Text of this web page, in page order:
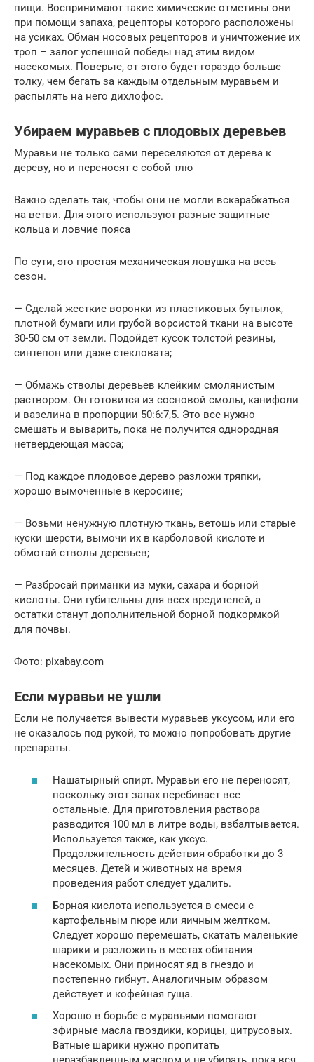
пищи. Воспринимают такие химические отметины они
при помощи запаха, рецепторы которого расположены
на усиках. Обман носовых рецепторов и уничтожение их
троп – залог успешной победы над этим видом
насекомых. Поверьте, от этого будет гораздо больше
толку, чем бегать за каждым отдельным муравьем и
распылять на него дихлофос.
Убираем муравьев с плодовых деревьев
Муравьи не только сами переселяются от дерева к
дереву, но и переносят с собой тлю
Важно сделать так, чтобы они не могли вскарабкаться
на ветви. Для этого используют разные защитные
кольца и ловчие пояса
По сути, это простая механическая ловушка на весь
сезон.
— Сделай жесткие воронки из пластиковых бутылок,
плотной бумаги или грубой ворсистой ткани на высоте
30-50 см от земли. Подойдет кусок толстой резины,
синтепон или даже стекловата;
— Обмажь стволы деревьев клейким смолянистым
раствором. Он готовится из сосновой смолы, канифоли
и вазелина в пропорции 50:6:7,5. Это все нужно
смешать и выварить, пока не получится однородная
нетвердеющая масса;
— Под каждое плодовое дерево разложи тряпки,
хорошо вымоченные в керосине;
— Возьми ненужную плотную ткань, ветошь или старые
куски шерсти, вымочи их в карболовой кислоте и
обмотай стволы деревьев;
— Разбросай приманки из муки, сахара и борной
кислоты. Они губительны для всех вредителей, а
остатки станут дополнительной борной подкормкой
для почвы.
Фото: pixabay.com
Если муравьи не ушли
Если не получается вывести муравьев уксусом, или его
не оказалось под рукой, то можно попробовать другие
препараты.
Нашатырный спирт. Муравьи его не переносят,
поскольку этот запах перебивает все
остальные. Для приготовления раствора
разводится 100 мл в литре воды, взбалтывается.
Используется также, как уксус.
Продолжительность действия обработки до 3
месяцев. Детей и животных на время
проведения работ следует удалить.
Борная кислота используется в смеси с
картофельным пюре или яичным желтком.
Следует хорошо перемешать, скатать маленькие
шарики и разложить в местах обитания
насекомых. Они приносят яд в гнездо и
постепенно гибнут. Аналогичным образом
действует и кофейная гуща.
Хорошо в борьбе с муравьями помогают
эфирные масла гвоздики, корицы, цитрусовых.
Ватные шарики нужно пропитать